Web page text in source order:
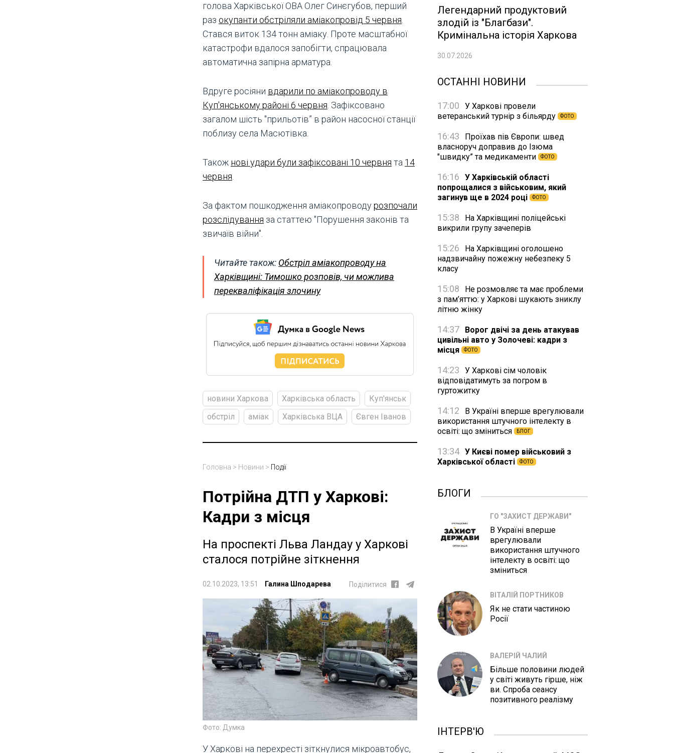
голова Харківської ОВА Олег Синєгубов, перший
раз окупанти обстріляли аміакопровід 5 червня.
Стався виток 134 тонн аміаку. Проте масштабної
катастрофи вдалося запобігти, спрацювала
автоматична запірна арматура.
Вдруге росіяни вдарили по аміакопроводу в
Куп'янському районі 6 червня. Зафіксовано
загалом шість "прильотів” в район насосної станції
поблизу села Масютівка.
Також нові удари були зафіксовані 10 червня та 14
червня.
За фактом пошкодження аміакопроводурозпочали
розслідування за статтею "Порушення законів та
звичаїв війни".
Читайте також: Обстріл аміакопроводу на
Харківщині: Тимошко розповів, чи можлива
перекваліфікація злочину
новини Харкова Харківська область
Куп'янськ
обстріл
аміак Харківська ВЦА Євген Іванов
Головна > Новини > Події
Потрійна ДТП у Харкові:
Кадри з місця
На проспекті Льва Ландау у Харкові
сталося потрійне зіткнення
02.10.2023, 13:51 Галина Шподарева Поділитися
Фото: Думка
У Харкові на перехресті зіткнулися мікроавтобус,
Легендарний продуктовий
злодій із "Благбази".
Кримінальна історія Харкова
30.07.2026
ОСТАННІ НОВИНИ
17:00
У Харкові провели
ветеранський турнір з більярду
ФОТО
16:43
Проїхав пів Європи: швед
власноруч доправив до Ізюма
"швидку” та медикаменти
ФОТО
16:16
У Харківській області
попрощалися з військовим, який
загинув ще в 2024 році
ФОТО
15:38
На Харківщині поліцейські
викрили групу зачеперів
15:26
На Харківщині оголошено
надзвичайну пожежну небезпеку 5
класу
15:08
Не розмовляє та має проблеми
з пам’яттю: у Харкові шукають зниклу
літню жінку
14:37
Ворог двічі за день атакував
цивільні авто у Золочеві: кадри з
місця
ФОТО
14:23
У Харкові сім чоловік
відповідатимуть за погром в
гуртожитку
14:12
В Україні вперше врегулювали
використання штучного інтелекту в
освіті: що зміниться
БЛОГ
13:34 У Києві помер військовий з
Харківської області
ФОТО
БЛОГИ
ГО "ЗАХИСТ ДЕРЖАВИ"
В Україні вперше
врегулювали
використання штучного
інтелекту в освіті: що
зміниться
ВІТАЛІЙ ПОРТНИКОВ
Як не стати частиною
Росії
ВАЛЕРІЙ ЧАЛИЙ
Більше половини людей
у світі живуть гірше, ніж
ви. Спроба сеансу
позитивного реалізму
ІНТЕРВ'Ю